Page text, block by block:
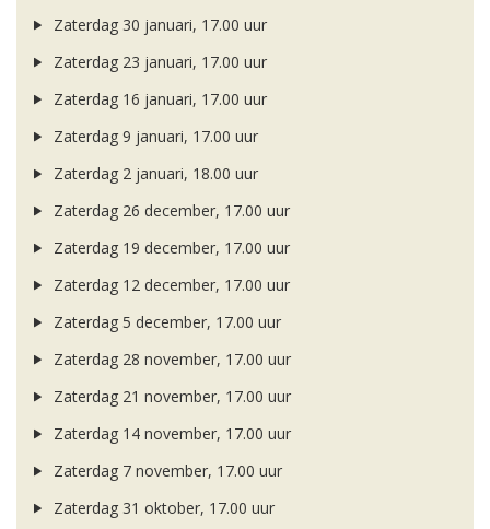
Zaterdag 30 januari, 17.00 uur
Zaterdag 23 januari, 17.00 uur
Zaterdag 16 januari, 17.00 uur
Zaterdag 9 januari, 17.00 uur
Zaterdag 2 januari, 18.00 uur
Zaterdag 26 december, 17.00 uur
Zaterdag 19 december, 17.00 uur
Zaterdag 12 december, 17.00 uur
Zaterdag 5 december, 17.00 uur
Zaterdag 28 november, 17.00 uur
Zaterdag 21 november, 17.00 uur
Zaterdag 14 november, 17.00 uur
Zaterdag 7 november, 17.00 uur
Zaterdag 31 oktober, 17.00 uur